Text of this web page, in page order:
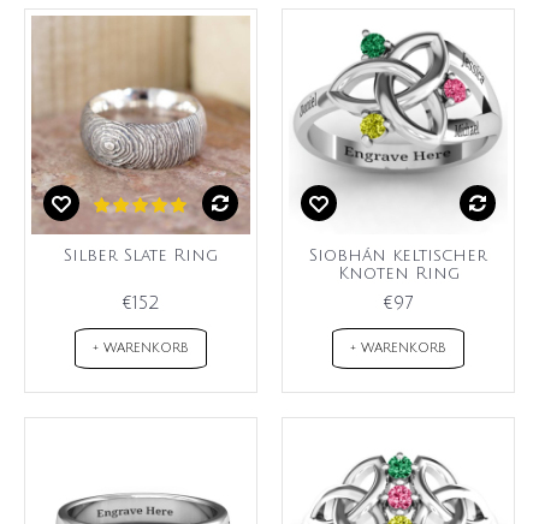
Silber Slate Ring
€152
+ WARENKORB
Siobhán keltischer
Knoten Ring
€97
+ WARENKORB